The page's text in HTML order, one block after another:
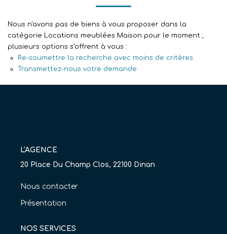
Estimation
Biens Vendus
NOTRE RÉGION
Livre D'or
Plus de critères Créer une alerte
Nous n'avons pas de biens à vous proposer dans la
catégorie Locations meublées Maison pour le moment ,
plusieurs options s'offrent à vous :
Re-soumettre la recherche avec moins de critères.
Transmettez-nous votre demande
L'AGENCE
20 Place Du Champ Clos, 22100 Dinan
Nous contacter
Présentation
NOS SERVICES